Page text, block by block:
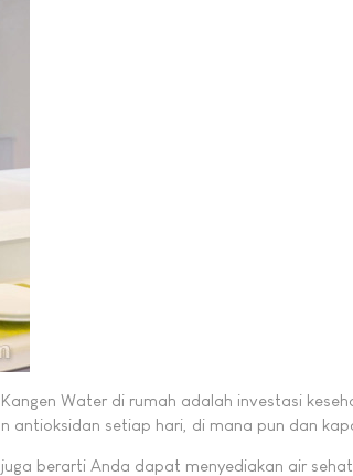
Water di rumah adalah investasi
antioksidan setiap hari, di mana pun dan
berarti Anda dapat menyediakan air